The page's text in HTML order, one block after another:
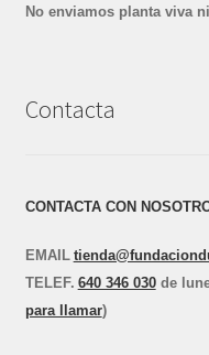
No enviamos planta viva
Contacta
CONTACTA CON
EMAIL
TELE F. 640 346 030de
para llamar)